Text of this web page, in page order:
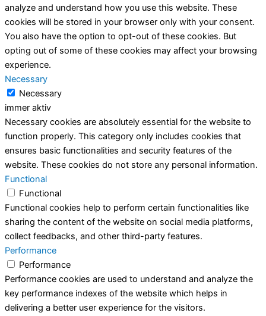
analyze and understand how you use this website. These
cookies will be stored in your browser only with your consent.
You also have the option to opt-out of these cookies. But
opting out of some of these cookies may affect your browsing
experience.
Necessary
Necessary
immer aktiv
Necessary cookies are absolutely essential for the website to
function properly. This category only includes cookies that
ensures basic functionalities and security features of the
website. These cookies do not store any personal information.
Functional
Functional
Functional cookies help to perform certain functionalities like
sharing the content of the website on social media platforms,
collect feedbacks, and other third-party features.
Performance
Performance
Performance cookies are used to understand and analyze the
key performance indexes of the website which helps in
delivering a better user experience for the visitors.